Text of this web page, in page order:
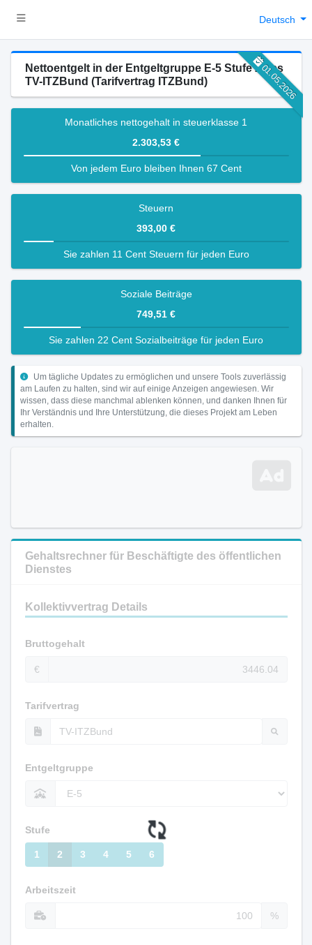
Deutsch
01.05.2026
Nettoentgelt in der Entgeltgruppe E-5 Stufe 2 des
TV-ITZBund (Tarifvertrag ITZBund)
Monatliches nettogehalt in steuerklasse 1
2.303,53 €
Von jedem Euro bleiben Ihnen 67 Cent
Steuern
393,00 €
Sie zahlen 11 Cent Steuern für jeden Euro
Soziale Beiträge
749,51 €
Sie zahlen 22 Cent Sozialbeiträge für jeden Euro
Um tägliche Updates zu ermöglichen und unsere Tools zuverlässig
am Laufen zu halten, sind wir auf einige Anzeigen angewiesen. Wir
wissen, dass diese manchmal ablenken können, und danken Ihnen für
Ihr Verständnis und Ihre Unterstützung, die dieses Projekt am Leben
erhalten.
Gehaltsrechner für Beschäftigte des öffentlichen
Dienstes
Kollektivvertrag Details
Bruttogehalt
€
Tarifvertrag
Entgeltgruppe
Stufe
1 2 3 4 5 6
Arbeitszeit
%